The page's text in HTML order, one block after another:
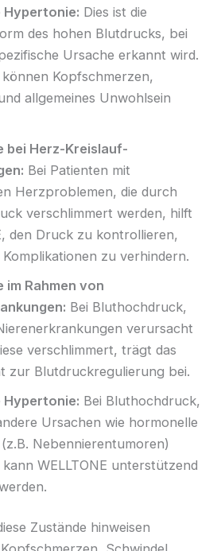
Hypertonie: Dies ist die
des hohen Blutdrucks, bei
Ursache erkannt wird.
Kopfschmerzen,
allgemeines Unwohlsein
bei Herz-Kreislauf-
Bei Patienten mit
Herzproblemen, die durch
verschlimmert werden, hilft
den Druck zu kontrollieren,
zu verhindern.
im Rahmen von
Bei Bluthochdruck,
verursacht
verschlimmert, trägt das
zur Blutdruckregulierung bei.
Hypertonie: Bei Bluthochdruck,
Ursachen wie hormonelle
Nebennierentumoren)
WELLTONE unterstützend
Zustände hinweisen